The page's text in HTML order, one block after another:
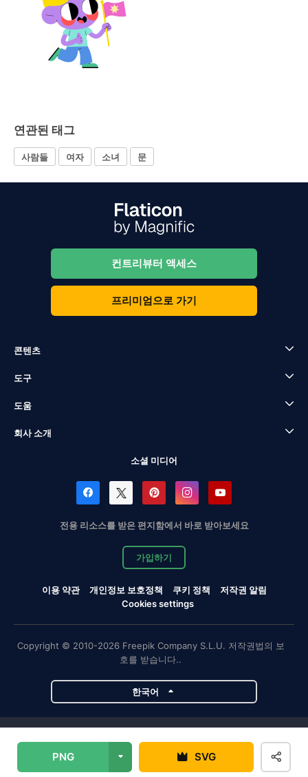
PNG SVG
연관된 태그
사람들 여자 소녀 문
컨트리뷰터 액세스
프리미엄으로 가기
콘텐츠
도구
도움
회사 소개
소셜 미디어
전용 리소스를 받은 편지함에서 바로 받아보세요
가입하기
이용 약관 개인정보 보호정책 쿠키 정책
저작권 알림
Cookies settings
Copyright © 2010-2026 Freepik Company S.L.U. 저작권법의 보
호를 받습니다..
한국어